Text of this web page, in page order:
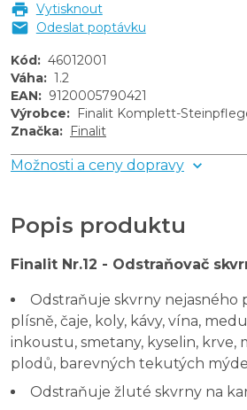
Vytisknout
Odeslat poptávku
Kód: 46012001
Váha: 1.2
EAN: 9120005790421
Výrobce: Finalit Komplett-
Značka: Finalit
Možnosti a ceny dopravy
Popis produktu
Finalit Nr.12 - Odstraňovač
Odstraňuje skvrny nejasného
plísně, čaje, koly, kávy, vína,
inkoustu, smetany, kyselin, krve,
plodů, barevných tekutých
Odstraňuje žluté skvrny na